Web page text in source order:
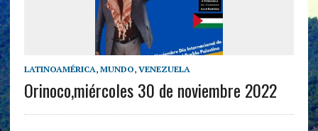
LATINOAMÉRICA, MUNDO, VENEZUELA
Orinoco,miércoles 30 de noviembre 2022